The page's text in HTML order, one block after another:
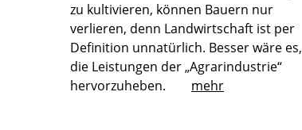
zu kultivieren, können Bauern nur
verlieren, denn Landwirtschaft ist per
Definition unnatürlich. Besser wäre es,
die Leistungen der „Agrarindustrie“
hervorzuheben.
mehr